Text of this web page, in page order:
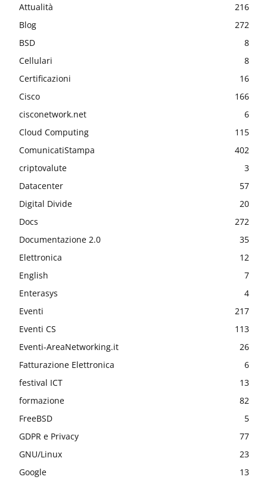
Attualità
216
Blog
272
BSD
8
Cellulari
8
Certificazioni
16
Cisco
166
cisconetwork.net
6
Cloud Computing
115
ComunicatiStampa
402
criptovalute
3
Datacenter
57
Digital Divide
20
Docs
272
Documentazione 2.0
35
Elettronica
12
English
7
Enterasys
4
Eventi
217
Eventi CS
113
Eventi-AreaNetworking.it
26
Fatturazione Elettronica
6
festival ICT
13
formazione
82
FreeBSD
5
GDPR e Privacy
77
GNU/Linux
23
Google
13